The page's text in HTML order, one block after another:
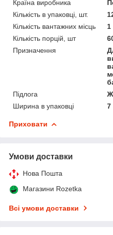
Країна виробника
Кількість в упаковці, шт.
Кількість вантажних місць
1
Кількість порцій, шт
Призначення
Підлога
Ширина в упаковці
7
Приховати
Умови доставки
Нова Пошта
Магазини Rozetka
Всі умови доставки